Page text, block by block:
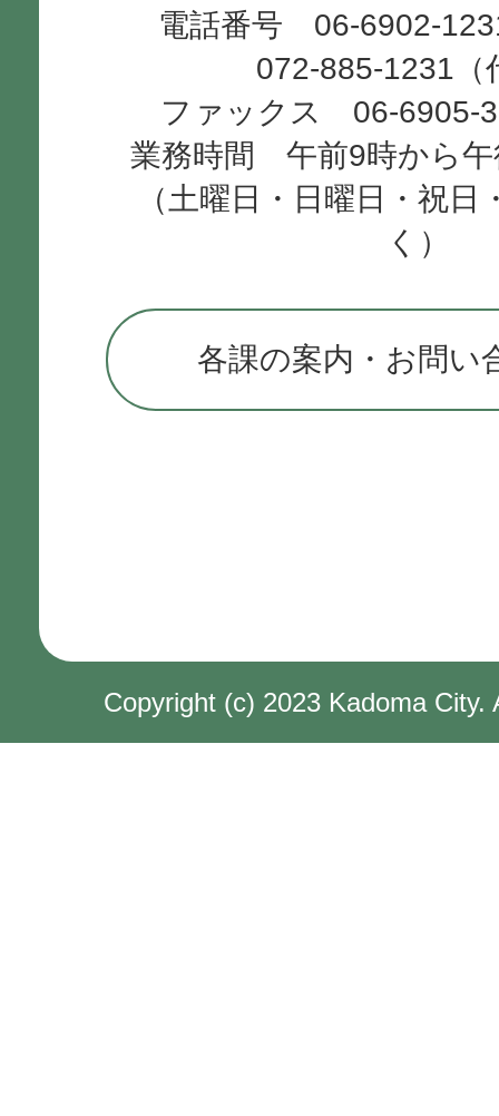
電話番号 06-6902-
072-885-1231（
ファックス 06-6905-
業務時間 午前9時から午
（土曜日・日曜日・祝日
く）
各課の案内・お問い
Copyright (c) 2023 Kadoma City.